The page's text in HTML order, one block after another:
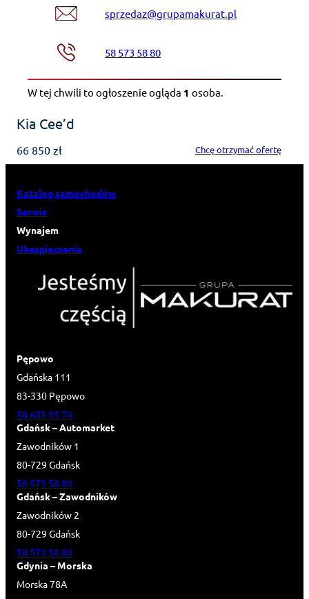
sprzedaz@grupamakurat.pl
58 573 58 80
W tej chwili to ogłoszenie ogląda 1 osoba.
Kia Cee’d
66 850 zł Chcę otrzymać ofertę
Katalog samochodów
Serwis
Wynajem
Ubezpieczenia
Pępowo
Gdańska 111
83-330 Pępowo
58 685 95 70
Gdańsk – Automarket
Zawodników 1
80-729 Gdańsk
58 573 58 80
Gdańsk – Zawodników
Zawodników 2
80-729 Gdańsk
58 573 58 80
Gdynia – Morska
Morska 78A